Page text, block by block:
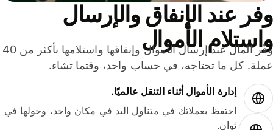
عند الإنفاق والإرسال
الأموال
وفّر المال عند إرسال الأموال وإنفاقها واستلامها بأكثر من 40
كل ما تحتاجه، في حساب واحد، وقتما تشاء.
إدارة الأموال أثناء التنقل عالميًا.
احتفظ بعملاتك في متناول اليد في مكان واحد، وحولها في
ثوانٍ.